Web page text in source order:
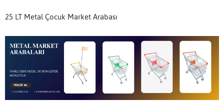
25 LT Metal Çocuk Market Arabası